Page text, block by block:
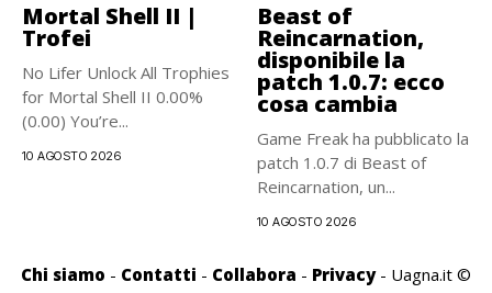
Mortal Shell II |
Trofei
No Lifer Unlock All Trophies
for Mortal Shell II 0.00%
(0.00) You’re...
10 AGOSTO 2026
Beast of
Reincarnation,
disponibile la
patch 1.0.7: ecco
cosa cambia
Game Freak ha pubblicato la
patch 1.0.7 di Beast of
Reincarnation, un...
10 AGOSTO 2026
Chi siamo - Contatti - Collabora - Privacy- Uagna.it ©